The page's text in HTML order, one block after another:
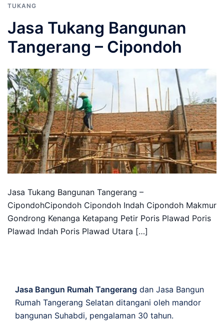
TUKANG
Jasa Tukang Bangunan
Tangerang – Cipondoh
Jasa Tukang Bangunan Tangerang –
CipondohCipondoh Cipondoh Indah Cipondoh Makmur
Gondrong Kenanga Ketapang Petir Poris Plawad Poris
Plawad Indah Poris Plawad Utara […]
Jasa Bangun Rumah Tangerang dan Jasa Bangun
Rumah Tangerang Selatan ditangani oleh mandor
bangunan Suhabdi, pengalaman 30 tahun.